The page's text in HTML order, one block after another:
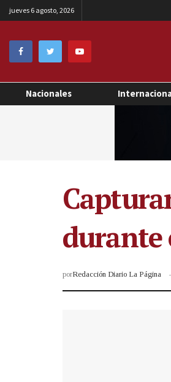
jueves 6 agosto, 2026
Nacionales
durante
porRedacción Diario La Página